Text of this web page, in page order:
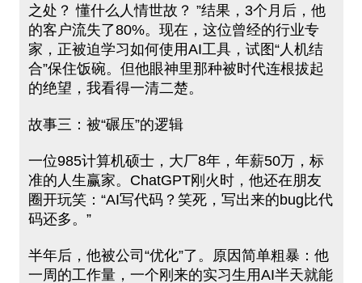
之处？ 懂什么⼈情世故？ ”结果，3个月后，他
的客户流失了80%。现在，这位曾经的行业专
家，正被迫学习如何使⽤AI工具，试图“人机结
合”保住饭碗。但他眼神里那种被时代连根拔起
的绝望，我看得⼀清⼆楚。
故事三：被“碾压”的逻辑
⼀位985计算机硕士，大厂8年，年薪50万，标
准的人生赢家。ChatGPT刚火时，他还在朋友
圈开玩笑：“AI写代码？笑死，写出来的bug比代
码还多。”
半年后，他被公司“优化”了。原因简单粗暴：他
一周的工作量，⼀个刚来的实习生用AI半天就能